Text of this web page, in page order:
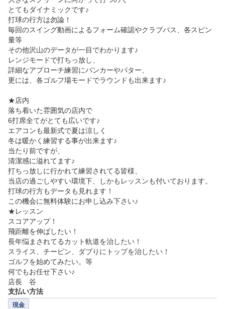
とてもダイナミックです♪
打球の行方は勿論！
毎回のスイング動画によるフォーム確認やクラブパス、各スピン
量等
その他沢山のデータが一目でわかります♪
レンジモードで打ちっ放し、
詳細なアプローチ練習にバンカーやパター、
更には、各ゴルフ場モードでラウンドも出来ます♪
★店内
落ち着いた雰囲気の店内で
6打席全てがとても広いです♪
エアコンも最新式で夏は涼しく
冬は暖かく練習する事が出来ます♪
当たり前ですが、
清潔感に溢れてます♪
打ちっ放しに行かれて練習されてる皆様、
当店の過ごしやすい環境下、しかもレッスンも付いております。
打球の行方もデータも見れます！
この機会に無料体験にお申し込み下さい♪
★レッスン
スコアアップ！
飛距離を伸ばしたい！
長年悩まされてるカット軌道を治したい！
スライス、チーピン、ダブりにトップを治したい！
ゴルフを始めてみたい。等
何でもお任せ下さい♪
店長　谷
支払い方法
現金